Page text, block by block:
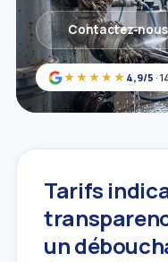
★★★★★ 4,9/5 ·
Contactez‑nous
Tarifs
un